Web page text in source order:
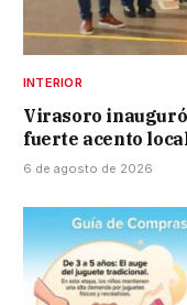
INTERIOR
Virasoro
fuerte acento
6 de agosto de 2026